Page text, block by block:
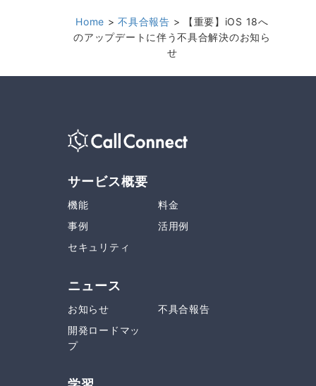
Home 不具合報告
【重要】iOS 18へ
のアップデートに伴う不具合解決のお知ら
せ
サービス概要
機能
料金
事例
活用例
セキュリティ
ニュース
お知らせ
不具合報告
開発ロードマッ
プ